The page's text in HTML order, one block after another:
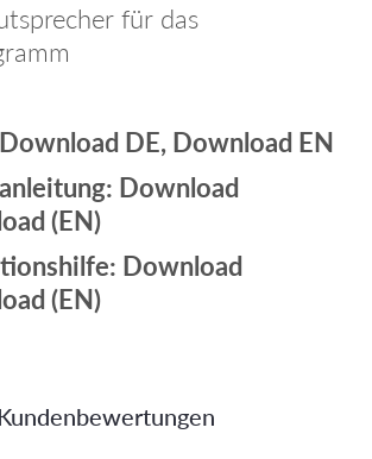
für das
Download DE, Download EN
Download
(EN)
Download
(EN)